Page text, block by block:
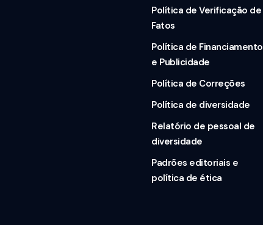
Política de Verificação de
Fatos
Política de Financiamento
e Publicidade
Política de Correções
Política de diversidade
Relatório de pessoal de
diversidade
Padrões editoriais e
política de ética